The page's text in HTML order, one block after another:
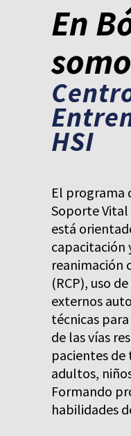
En
HSI
El programa
Soporte Vital
está
capacitación
reanimación
(RCP), uso
externos
técnicas
de las vías
pacientes de
adultos,
Formando
habilidades